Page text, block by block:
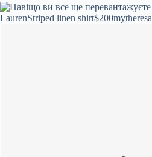
LaurenStriped linen shirt$200mytheresa